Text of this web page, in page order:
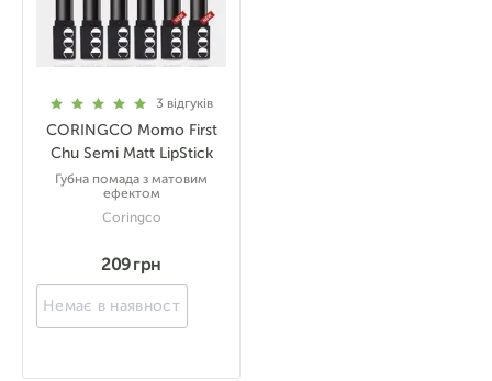
3 відгуків
CORINGCO Momo First
Chu Semi Matt LipStick
Губна помада з матовим
ефектом
Coringco
209 грн
Немає в наявності